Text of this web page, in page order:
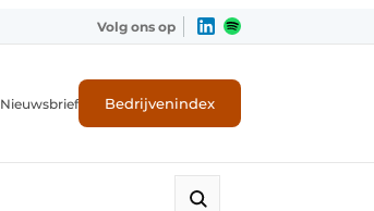
Volg ons op
Nieuwsbrief Bedrijvenindex